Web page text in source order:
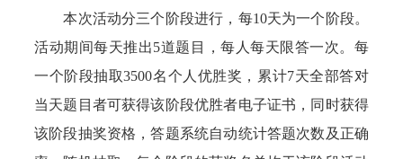
本次活动分三个阶段进行，每10天为一个阶段。
活动期间每天推出5道题目，每人每天限答一次。每
一个阶段抽取3500名个人优胜奖，累计7天全部答对
当天题目者可获得该阶段优胜者电子证书，同时获得
该阶段抽奖资格，答题系统自动统计答题次数及正确